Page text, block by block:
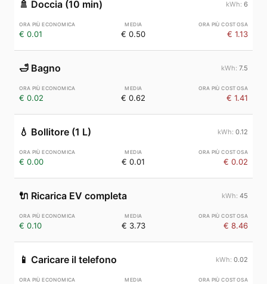
🚿 Doccia (10 min) 6
€ 0.01 € 0.50 € 1.13
🛁 Bagno 7.5
€ 0.02 € 0.62 € 1.41
💧 Bollitore (1 L) 0.12
€ 0.00 € 0.01 € 0.02
🔌 Ricarica EV completa 45
€ 0.10 € 3.73 € 8.46
📱 Caricare il telefono 0.02